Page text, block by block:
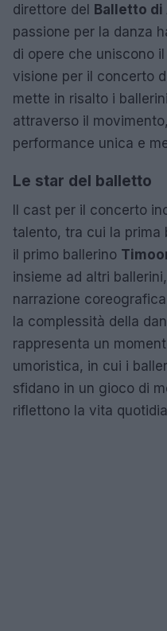
direttore del Balletto di
passione per la danza
di opere che uniscono
visione per il concerto
mette in risalto i
attraverso il
performance unica e
Le star del balletto
Il cast per il concerto
talento, tra cui la prima
il primo ballerino
insieme ad altri
narrazione
la complessità della
rappresenta un
umoristica, in cui i
sfidano in un gioco di
riflettono la vita